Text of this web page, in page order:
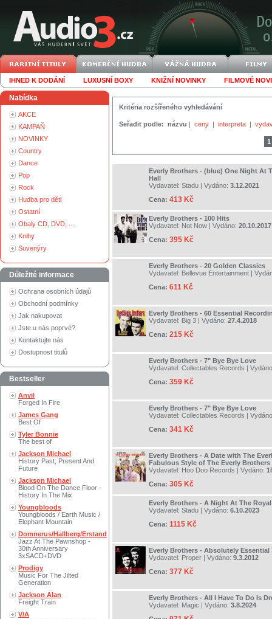
IHNED K DODÁNÍ LUXUSNÍ BOXY KNIŽNÍ NOVINKY FILMOVÉ
Nabídka
AKCE
KAMPAŇ
NOVINKY
Country
Dance
Pop
Rock
Hudba pro děti
Ostatní
Obaly CD, DVD, ...
Knihy
Suvenýry
Důležité informace
Ochrana osobních údajů
Obchodní podmínky
Jak nakupovat
Jste u nás poprvé?
Kontaktujte nás
Dostupnost titulů
Bestseller
Anvil
Forged In Fire
James Gang
Best Of
Tyler Bonnie
The best of
Jackson Michael
History Past, Present And
Future
Jackson Michael
Blood On The Dance Floor -
History In The Mix
Youngbloods
Youngbloods / Earth Music /
Elephant Mountain
Domnerus/Hallberg/Erstand
Jazz At The Pawnshop -
30th Anniversary
3xSACD+DVD
Prodigy
Music For The Jilted
Generation
Jackson Alan
Freight Train
V/A
Kritéria rozšířeného vyhledávání
Seřadit podle: názvu | ceny | interpreta |
1
Everly Brothers - (blue) One Night At
Hall
Vydavatel: Stadu | Vydáno: 3.12.2021
Cena: 413 Kč
Everly Brothers - 100 Hits
Vydavatel: Not Now | Vydáno: 20.10.2017
Cena: 395 Kč
Everly Brothers - 20 Golden Classics
Vydavatel: Bellevue Entertainment |
Cena: 611 Kč
Everly Brothers - 60 Essential
Vydavatel: Big 3 | Vydáno: 27.4.2018
Cena: 215 Kč
Everly Brothers - 7" Bye Bye Love
Vydavatel: Collectables Records |
Cena: 359 Kč
Everly Brothers - 7" Bye Bye Love
Vydavatel: Collectables Records |
Cena: 341 Kč
Everly Brothers - A Date with The
Fabulous Style of The Everly Brothers
Vydavatel: Hoo Doo Records | Vydáno:
Cena: 305 Kč
Everly Brothers - A Night At The
Vydavatel: Stadu | Vydáno: 6.10.2023
Cena: 1115 Kč
Everly Brothers - Absolutely Essential
Vydavatel: Proper | Vydáno: 9.3.2012
Cena: 377 Kč
Everly Brothers - All I Have To Do Is
Vydavatel: Magic | Vydáno: 3.8.2024